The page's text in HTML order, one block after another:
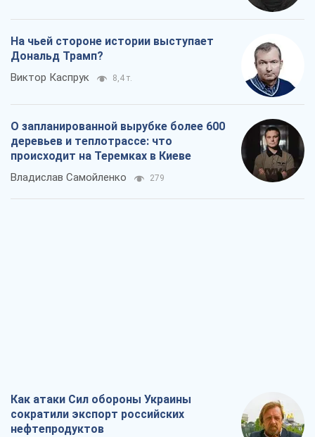
На чьей стороне истории выступает
Дональд Трамп?
Виктор Каспрук 8,4 т.
О запланированной вырубке более 600
деревьев и теплотрассе: что
происходит на Теремках в Киеве
Владислав Самойленко 279
Как атаки Сил обороны Украины
сократили экспорт российских
нефтепродуктов